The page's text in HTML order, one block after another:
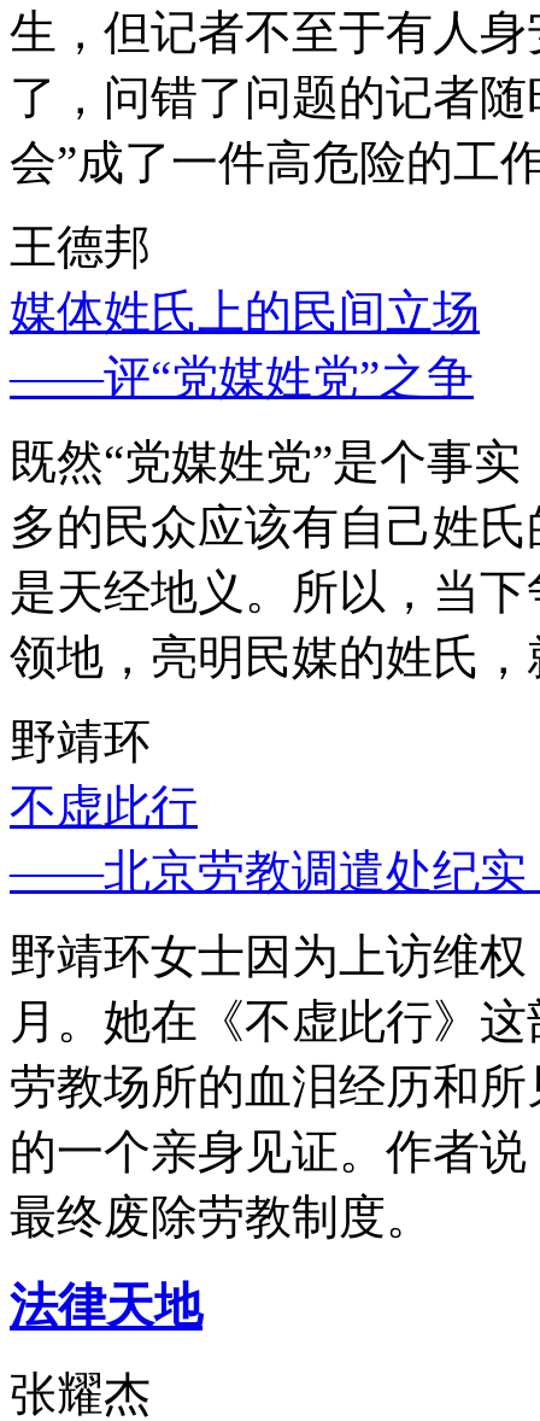
生，但记者不至于有人
了，问错了问题的记者
会”成了一件高危险的工
王德邦
媒体姓氏上的民间立场
——评“党媒姓党”之争
既然“党媒姓党”是个事
多的民众应该有自己姓
是天经地义。所以，当
领地，亮明民媒的姓氏
野靖环
不虚此行
——北京劳教调遣处纪实
野靖环女士因为上访维
月。她在《不虚此行》
劳教场所的血泪经历和
的一个亲身见证。作者
最终废除劳教制度。
法律天地
张耀杰